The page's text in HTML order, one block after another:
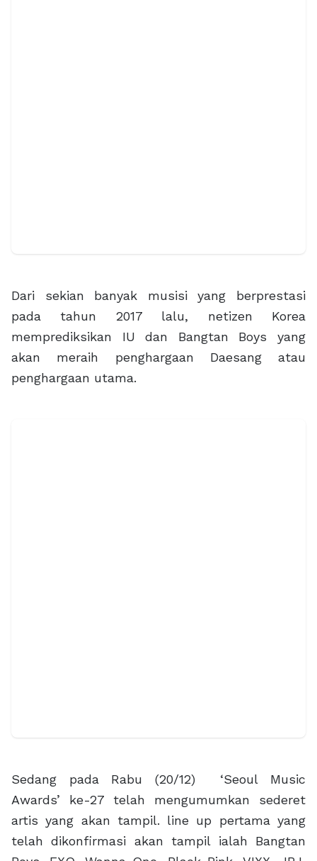
Dari sekian banyak musisi yang berprestasi
pada tahun 2017 lalu, netizen Korea
memprediksikan IU dan Bangtan Boys yang
akan meraih penghargaan Daesang atau
penghargaan utama.
Sedang pada Rabu (20/12) ‘Seoul Music
Awards’ ke-27 telah mengumumkan sederet
artis yang akan tampil. line up pertama yang
telah dikonfirmasi akan tampil ialah Bangtan